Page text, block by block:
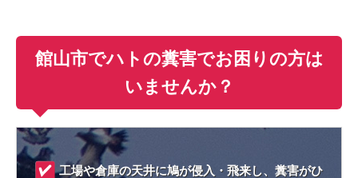
館山市でハトの糞害でお困りの方は
いませんか？
工場や倉庫の天井に鳩が侵入・飛来し、糞害がひ